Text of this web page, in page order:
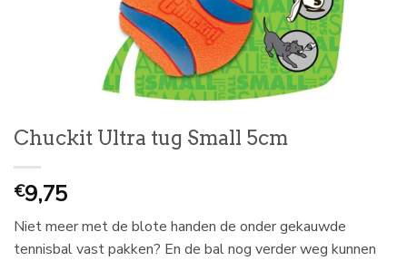
Chuckit Ultra tug Small 5cm
€9,75
Niet meer met de blote handen de onder gekauwde
tennisbal vast pakken? En de bal nog verder weg kunnen